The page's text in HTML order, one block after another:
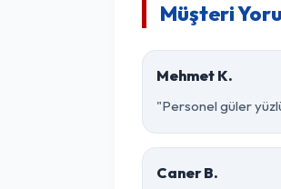
Müşteri
Mehmet K.
"Personel güler
Caner B.